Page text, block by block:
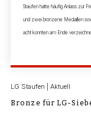
Staufen hatte häufig Anlass zur
und zwei bronzene Medaillen
acht konnten am Ende
LG Staufen | Aktuell
Bronze für LG-